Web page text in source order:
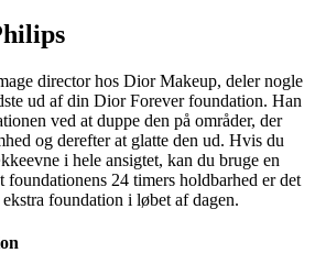
director hos Dior Makeup, deler nogle
ud af din Dior Forever foundation. Han
ved at duppe den på områder, der
og derefter at glatte den ud. Hvis du
i hele ansigtet, kan du bruge en
foundationens 24 timers holdbarhed er det
foundation i løbet af dagen.